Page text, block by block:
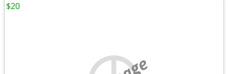
$20